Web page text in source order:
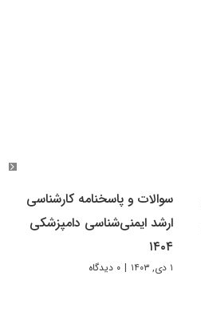
سوالات و پاسخنامه کارشناسی
ارشد ایمنی‌شناسی دامپزشکی
۱۴۰۴
۱ دی, ۱۴۰۳ | ۰ دیدگاه